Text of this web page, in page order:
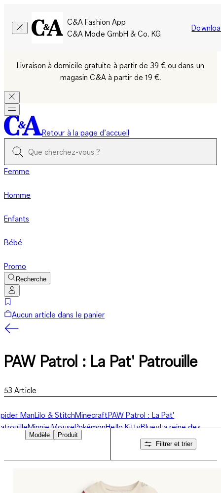
C&A Fashion App
C&A Mode GmbH & Co. KG
Livraison à domicile gratuite à partir de 39 €ou dans un
magasin C&A à partir de 19 €.
Retour à la page d’accueil
Femme
Homme
Enfants
Bébé
Promo
Recherche
Aucun article dans le panier
PAW Patrol : La Pat' Patrouille
53 Article
ManLilo & StitchMinecraftPAW Patrol : La Pat'
Minnie MousePokémonHello KittyBlueyLa reine des
Gabby et la Maison magique GamingAutres personnages
Modèle
Produit
Filtrer et trier